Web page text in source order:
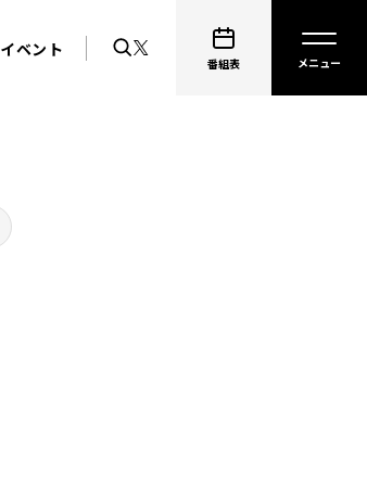
イベント
番組表